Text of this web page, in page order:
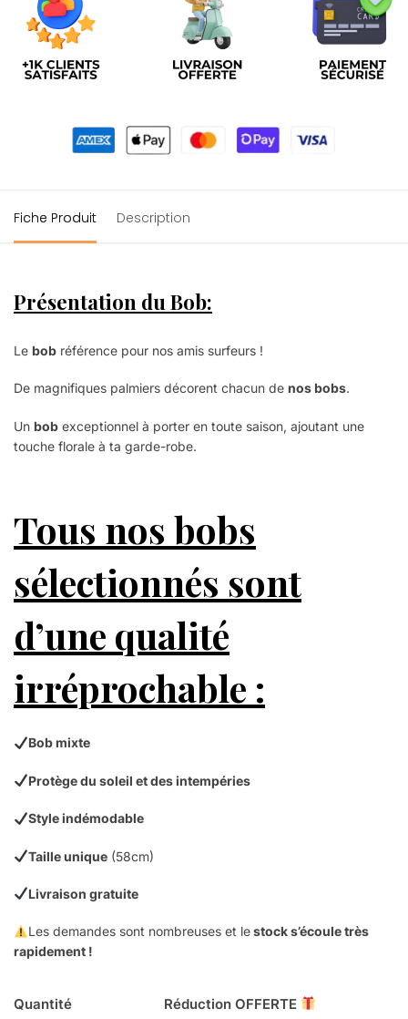
Fiche Produit Description
Présentation du Bob:
Le bob référence pour nos amis surfeurs !
De magnifiques palmiers décorent chacun de nos bobs.
Un bob exceptionnel à porter en toute saison, ajoutant une
touche florale à ta garde-robe.
Tous nos bobs
sélectionnés sont
d’une qualité
irréprochable :
Bob mixte
Protège du soleil et des intempéries
Style indémodable
Taille unique(58cm)
Livraison gratuite
Les demandes sont nombreuses et lestock s’écoule très
rapidement !
Quantité Réduction OFFERTE